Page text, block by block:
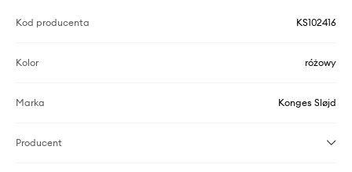
Kod producenta KS102416
Kolor różowy
Marka Konges Sløjd
Producent